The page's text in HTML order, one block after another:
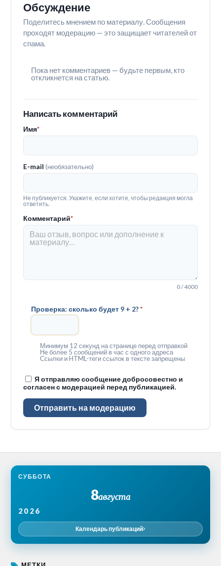
Обсуждение
Поделитесь мнением по материалу. Сообщения
проходят модерацию — это защищает читателей от
спама.
Пока нет комментариев — будьте первым, кто
откликнется на статью.
Написать комментарий
Имя*
E-mail(необязательно)
Не публикуется. Укажите, если хотите, чтобы редакция могла
ответить.
Комментарий*
0 / 4000
Проверка: сколько будет 9 + 2?*
Минимум 12 секунд на странице перед отправкой
Не более 5 сообщений в час с одного адреса
Ссылки и HTML-теги ссылок в тексте запрещены
Я отправляю сообщение добросовестно и
согласен с модерацией перед публикацией.
Отправить на модерацию
СУББОТА
8августа
2026
Календарь публикаций